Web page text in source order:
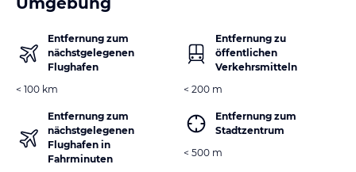
Entfernung zum
nächstgelegenen
Flughafen
< 100 km
Entfernung zum
nächstgelegenen
Flughafen in
Fahrminuten
Entfernung zu
öffentlichen
Verkehrsmitteln
< 200 m
Entfernung zum
Stadtzentrum
< 500 m